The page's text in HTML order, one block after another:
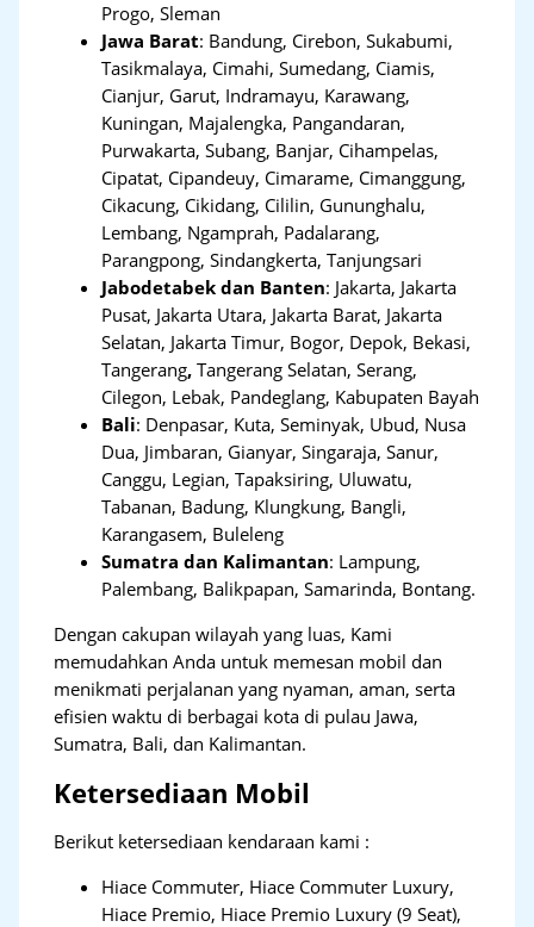
Progo, Sleman
Jawa Barat: Bandung, Cirebon, Sukabumi,
Tasikmalaya, Cimahi, Sumedang, Ciamis,
Cianjur, Garut, Indramayu, Karawang,
Kuningan, Majalengka, Pangandaran,
Purwakarta, Subang, Banjar, Cihampelas,
Cipatat, Cipandeuy, Cimarame, Cimanggung,
Cikacung, Cikidang, Cililin, Gununghalu,
Lembang, Ngamprah, Padalarang,
Parangpong, Sindangkerta, Tanjungsari
Jabodetabek dan Banten: Jakarta, Jakarta
Pusat, Jakarta Utara, Jakarta Barat, Jakarta
Selatan, Jakarta Timur, Bogor, Depok, Bekasi,
Tangerang,Tangerang Selatan, Serang,
Cilegon, Lebak, Pandeglang, Kabupaten Bayah
Bali: Denpasar, Kuta, Seminyak, Ubud, Nusa
Dua, Jimbaran, Gianyar, Singaraja, Sanur,
Canggu, Legian, Tapaksiring, Uluwatu,
Tabanan, Badung, Klungkung, Bangli,
Karangasem, Buleleng
Sumatra dan Kalimantan: Lampung,
Palembang, Balikpapan, Samarinda, Bontang.
Dengan cakupan wilayah yang luas, Kami
memudahkan Anda untuk memesan mobil dan
menikmati perjalanan yang nyaman, aman, serta
efisien waktu di berbagai kota di pulau Jawa,
Sumatra, Bali, dan Kalimantan.
Ketersediaan Mobil
Berikut ketersediaan kendaraan kami :
Hiace Commuter, Hiace Commuter Luxury,
Hiace Premio, Hiace Premio Luxury (9 Seat),